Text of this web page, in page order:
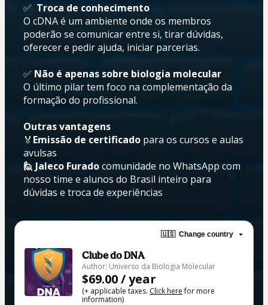
✅ Troca de conhecimento
O cDNA é um ambiente onde os membros
poderão se comunicar entre si, tirar dúvidas,
oferecer e pedir ajuda, iniciar parcerias.
✅ Não é apenas sobre biologia molecular
O último pilar tem foco na complementação da
formação do profissional.
Outras vantagens
🏅 Emissão de certificado para os cursos e aulas
avulsas
🙋 Jaleco Furado comunidade no WhatsApp com
nosso time e alunos do Brasil inteiro para
dúvidas e troca de experiências
🇺🇸 Change country
Clube do DNA
Author: Universo da Biologia Molecular
$69.00 / year
(+ applicable taxes. Click herefor more
information)